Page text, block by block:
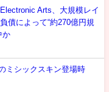
Arts、大規模レイ
債によって“約270億円規
か
ミシックスキン登場時